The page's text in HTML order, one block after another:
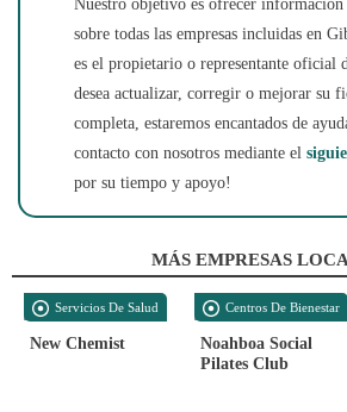
Nuestro objetivo es ofrecer información
sobre todas las empresas incluidas en
es el propietario o representante oficial
desea actualizar, corregir o mejorar su
completa, estaremos encantados de
contacto con nosotros mediante el
por su tiempo y apoyo!
MÁS EMPRESAS
Servicios De Salud
New Chemist
Centros De Bienestar
Noahboa Social
Pilates Club